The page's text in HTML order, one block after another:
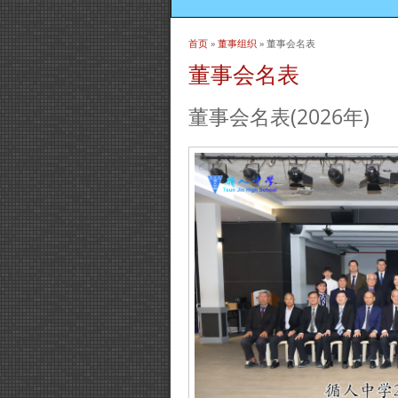
当前位置
首页 » 董事组织 » 董事会名表
董事会名表
董事会名表(2026年)